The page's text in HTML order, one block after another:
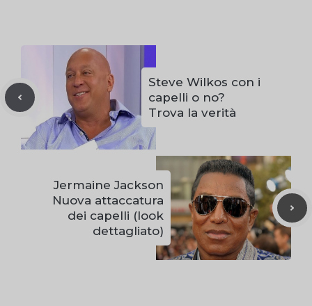
Steve Wilkos con i
capelli o no?
Trova la verità
Jermaine Jackson
Nuova attaccatura
dei capelli (look
dettagliato)